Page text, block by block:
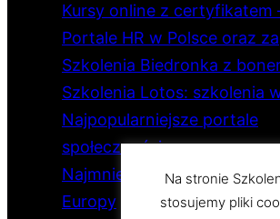
Kursy online z certyfikatem
Portale HR w Polsce oraz
Szkolenia Biedronka z
Szkolenia Lotos: szkolenia
Najpopularniejsze portale
społecznościowe
Najmniejsze i największe
Europy
Na stronie
stosujemy pliki